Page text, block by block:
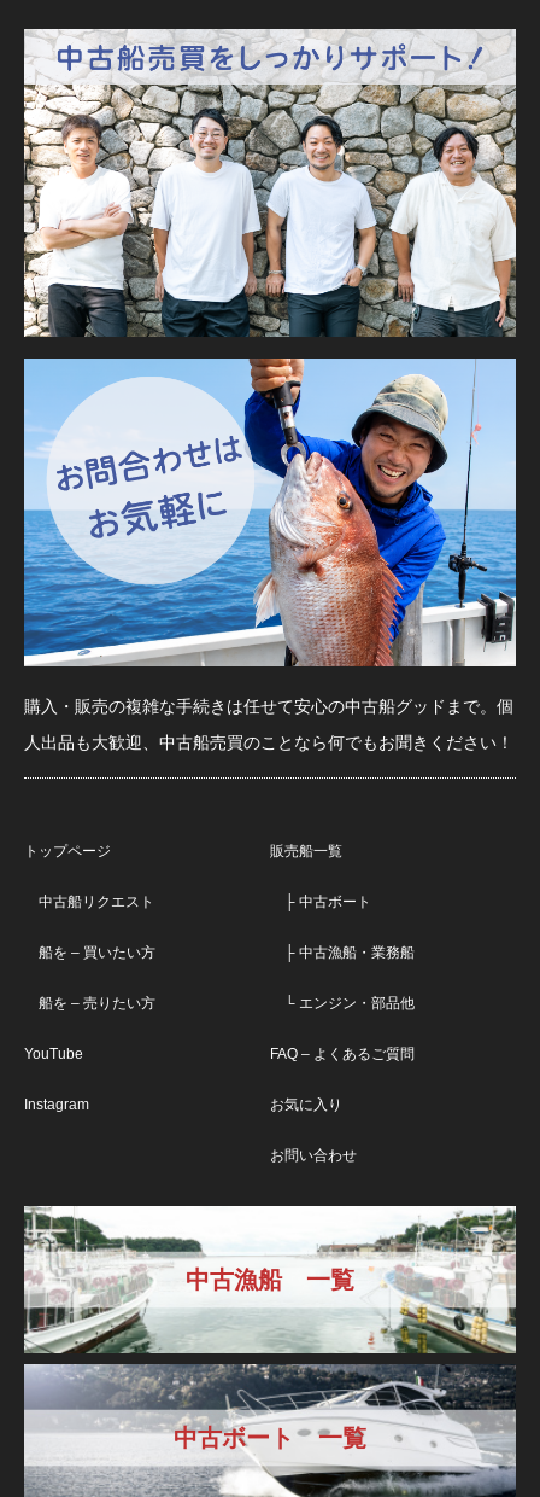
購入・販売の複雑な手続きは任せて安心の中古船グッドまで。個
人出品も大歓迎、中古船売買のことなら何でもお聞きください！
トップページ
中古船リクエスト
船を – 買いたい方
船を – 売りたい方
YouTube
Instagram
販売船一覧
├ 中古ボート
├ 中古漁船・業務船
└ エンジン・部品他
FAQ – よくあるご質問
お気に入り
お問い合わせ
中古漁船 一覧
中古ボート 一覧